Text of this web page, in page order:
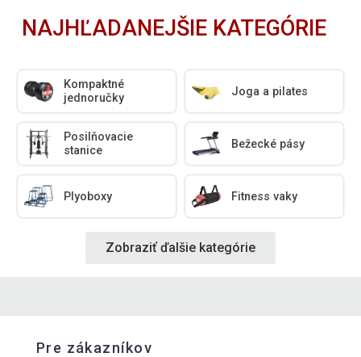
NAJHĽADANEJŠIE KATEGÓRIE
Kompaktné
jednoručky
Joga a pilates
Posilňovacie
stanice
Bežecké pásy
Plyoboxy Fitness vaky
Zobraziť ďalšie kategórie
Pre zákazníkov